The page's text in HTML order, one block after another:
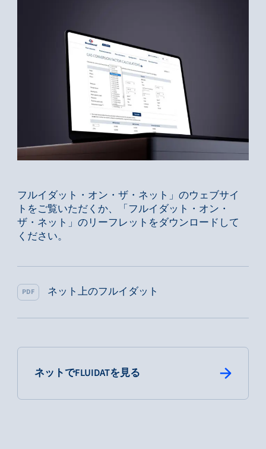
フルイダット・オン・ザ・ネット」のウェブサイ
トをご覧いただくか、「フルイダット・オン・
ザ・ネット」のリーフレットをダウンロードして
ください。
PDF ネット上のフルイダット
ネットでFLUIDATを見る